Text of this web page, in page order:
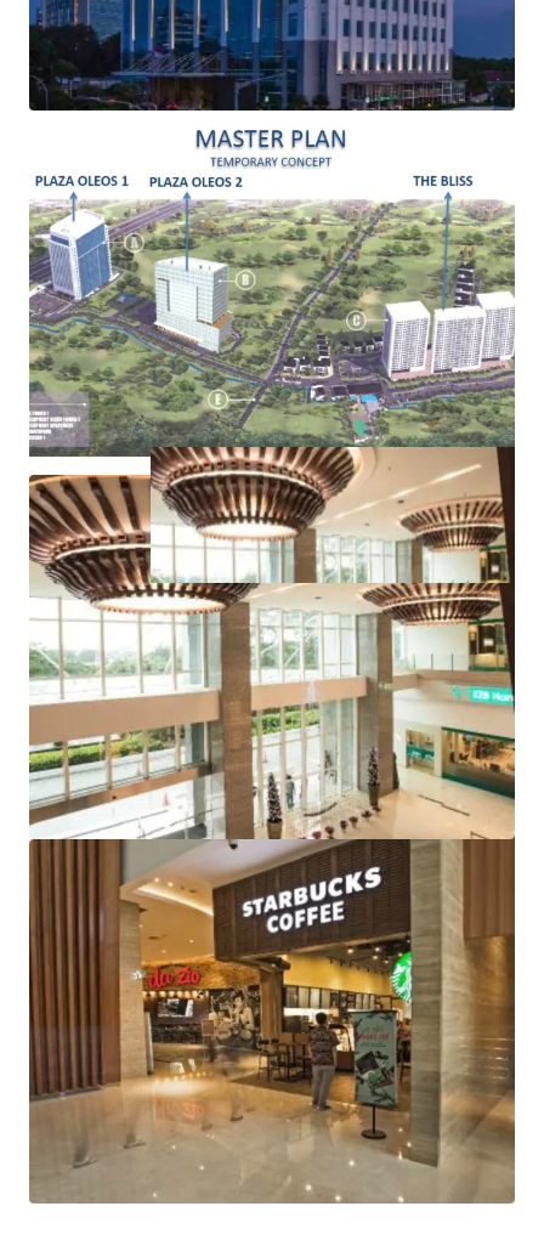
Large and efficient floor plate, 2,500 square meter
gross
Easy access from Jakarta Outer Ring Road interchange
Close proximity to everyday convenience (around 15
minutes) such as Cilandak Town Square, Carrefour
Lebak Bulus, JIS (Jakarta International School),
Pondok Indah area, Kemang area
Ample public transportation facilities, such as train
and TransJakarta